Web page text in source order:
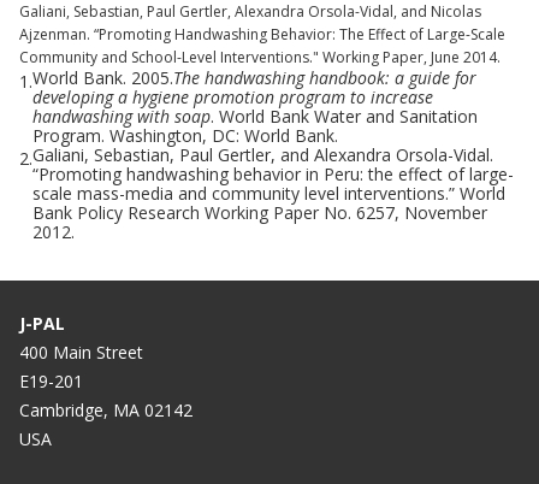
Galiani, Sebastian, Paul Gertler, Alexandra Orsola-Vidal, and Nicolas
Ajzenman. “Promoting Handwashing Behavior: The Effect of Large-Scale
Community and School-Level Interventions." Working Paper, June 2014.
1.World Bank. 2005.The handwashing handbook: a guide for
developing a hygiene promotion program to increase
handwashing with soap. World Bank Water and Sanitation
Program. Washington, DC: World Bank.
2.Galiani, Sebastian, Paul Gertler, and Alexandra Orsola-Vidal.
“Promoting handwashing behavior in Peru: the effect of large-
scale mass-media and community level interventions.” World
Bank Policy Research Working Paper No. 6257, November
2012.
J-PAL
400 Main Street
E19-201
Cambridge, MA 02142
USA